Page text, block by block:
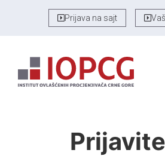
Prijava na sajt